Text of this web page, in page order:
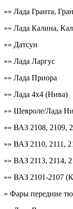
»» Лада Гранта,
»» Лада Калина,
»» Датсун
»» Лада Ларгус
»» Лада Приора
»» Лада 4х4 (Нива)
»» Шевроле/Лада
»» ВАЗ 2108, 2109,
»» ВАЗ 2110, 2111,
»» ВАЗ 2113, 2114,
»» ВАЗ 2101-2107
» Фары передние